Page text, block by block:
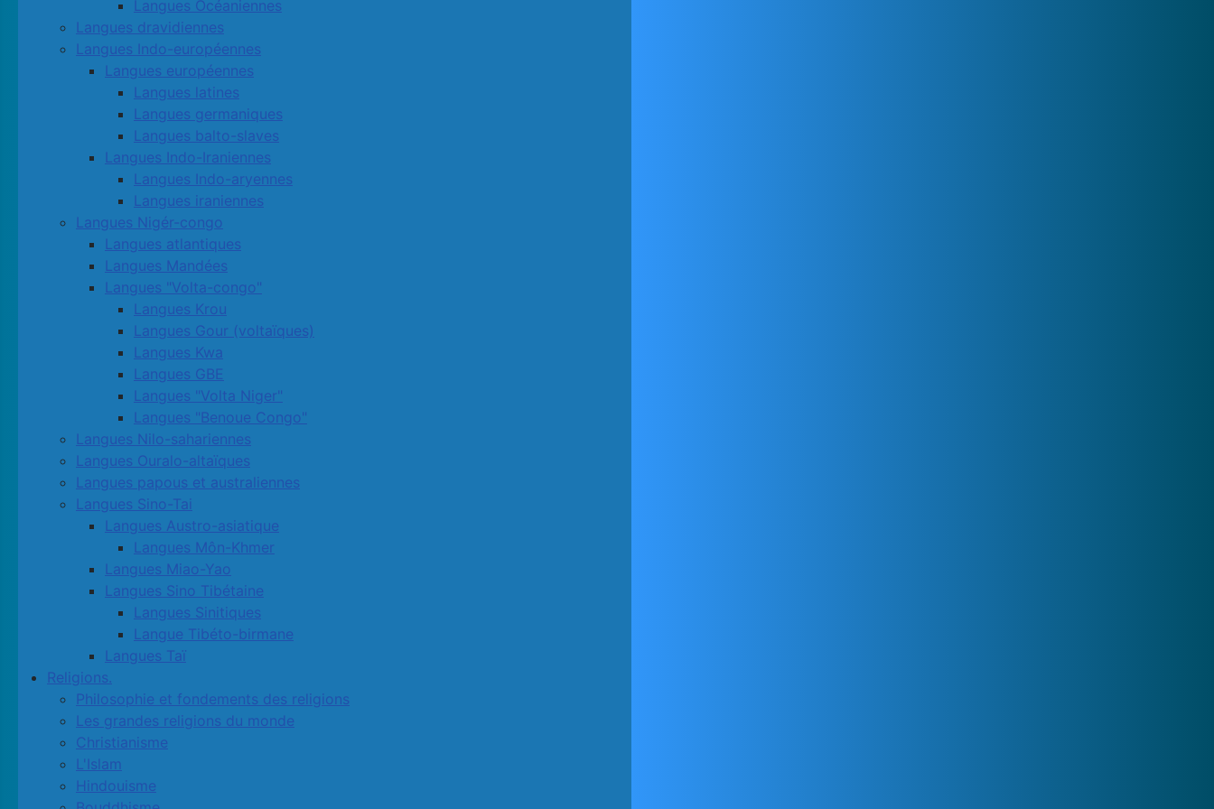
Langues Océaniennes
Langues dravidiennes
Langues Indo-européennes
Langues européennes
Langues latines
Langues germaniques
Langues balto-slaves
Langues Indo-Iraniennes
Langues Indo-aryennes
Langues iraniennes
Langues Nigér-congo
Langues atlantiques
Langues Mandées
Langues "Volta-congo"
Langues Krou
Langues Gour (voltaïques)
Langues Kwa
Langues GBE
Langues "Volta Niger"
Langues "Benoue Congo"
Langues Nilo-sahariennes
Langues Ouralo-altaïques
Langues papous et australiennes
Langues Sino-Tai
Langues Austro-asiatique
Langues Môn-Khmer
Langues Miao-Yao
Langues Sino Tibétaine
Langues Sinitiques
Langue Tibéto-birmane
Langues Taï
Religions.
Philosophie et fondements des religions
Les grandes religions du monde
Christianisme
L'Islam
Hindouisme